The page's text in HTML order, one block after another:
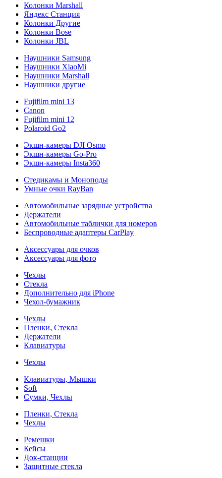
Колонки Marshall
Яндекс Станция
Колонки Другие
Колонки Bose
Колонки JBL
Наушники Samsung
Наушники XiaoMi
Наушники Marshall
Наушники другие
Fujifilm mini 13
Canon
Fujifilm mini 12
Polaroid Go2
Экшн-камеры DJI Osmo
Экшн-камеры Go-Pro
Экшн-камеры Insta360
Стедикамы и Моноподы
Умные очки RayBan
Автомобильные зарядные устройства
Держатели
Автомобильные таблички для номеров
Беспроводные адаптеры CarPlay
Аксессуары для очков
Аксессуары для фото
Чехлы
Стекла
Дополнительно для iPhone
Чехол-бумажник
Чехлы
Пленки, Стекла
Держатели
Клавиатуры
Чехлы
Клавиатуры, Мышки
Soft
Сумки, Чехлы
Пленки, Стекла
Чехлы
Ремешки
Кейсы
Док-станции
Защитные стекла